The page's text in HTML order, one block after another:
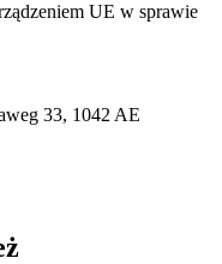
UE w sprawie
33, 1042 AE